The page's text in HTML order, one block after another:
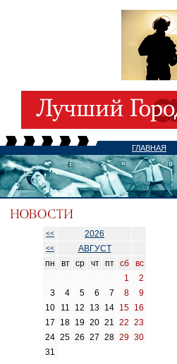
ГЛАВНАЯ
<< 2026
<<
АВГУСТ
пн
вт ср чт пт сб
вс
1
2
3
4 5 6 7 8
9
10
11 12 13 14 15 16
17
18 19 20 21 22 23
24 25 26 27 28 29 30
31